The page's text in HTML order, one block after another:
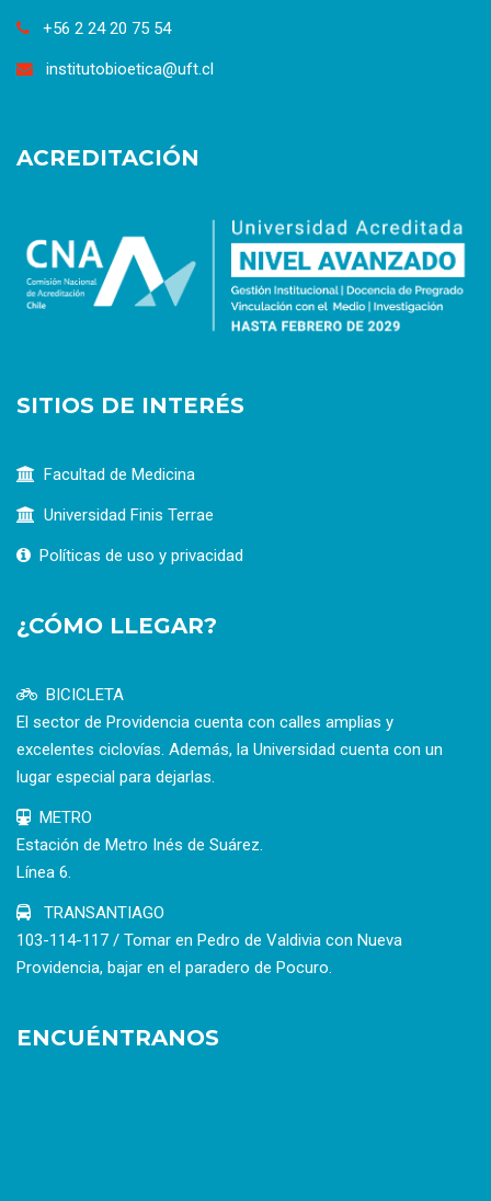
+56 2 24 20 75 54
institutobioetica@uft.cl
ACREDITACIÓN
SITIOS DE INTERÉS
Facultad de Medicina
Universidad Finis Terrae
Políticas de uso y privacidad
¿CÓMO LLEGAR?
BICICLETA
El sector de Providencia cuenta con calles amplias y
excelentes ciclovías. Además, la Universidad cuenta con un
lugar especial para dejarlas.
METRO
Estación de Metro Inés de Suárez.
Línea 6.
TRANSANTIAGO
103-114-117 / Tomar en Pedro de Valdivia con Nueva
Providencia, bajar en el paradero de Pocuro.
ENCUÉNTRANOS